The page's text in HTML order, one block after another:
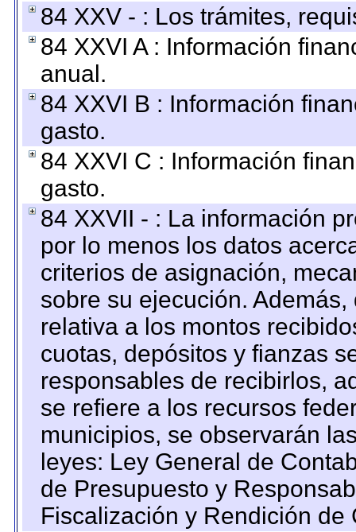
84 XXV - : Los trámites,
84 XXVI A : Información
anual.
84 XXVI B : Información
gasto.
84 XXVI C : Información
gasto.
84 XXVII - : La información
por lo menos los datos
criterios de asignación,
sobre su ejecución.
relativa a los montos
cuotas, depósitos y fianzas
responsables de recibirlos,
se refiere a los recursos
municipios, se observarán
leyes: Ley General de
de Presupuesto y
Fiscalización y Rendición